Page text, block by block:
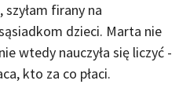
szyłam firany na
dzieci. Marta nie
wtedy nauczyła się liczyć -
kto za co płaci.